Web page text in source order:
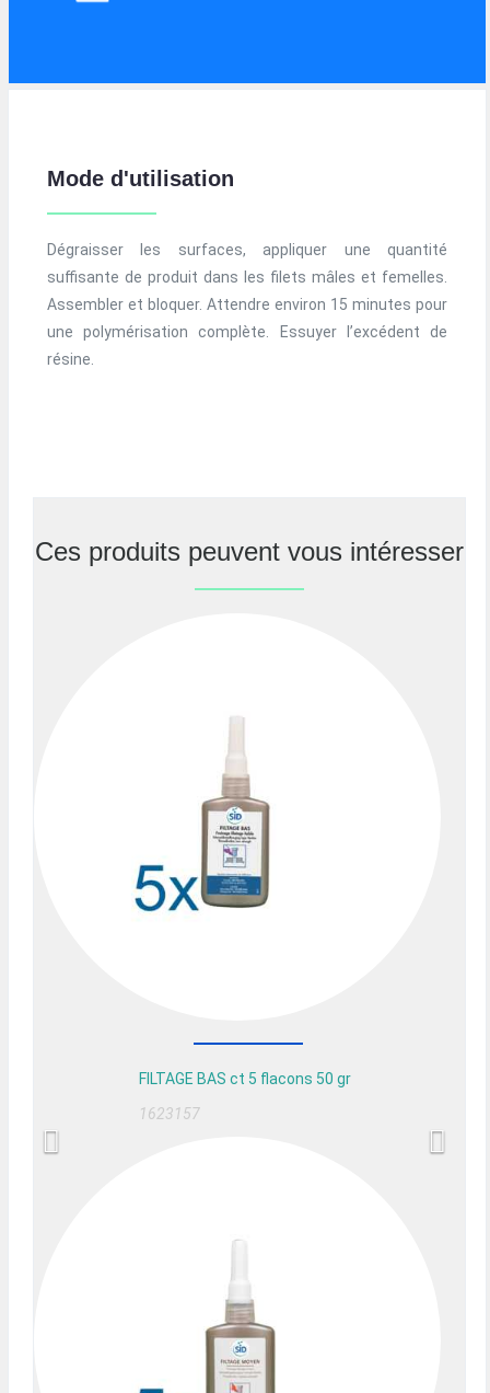
Mode d'utilisation
Dégraisser les surfaces, appliquer une quantité
suffisante de produit dans les filets mâles et femelles.
Assembler et bloquer. Attendre environ 15 minutes pour
une polymérisation complète. Essuyer l’excédent de
résine.
Ces produits peuvent vous intéresser
FILTAGE BAS ct 5 flacons 50 gr
1623157